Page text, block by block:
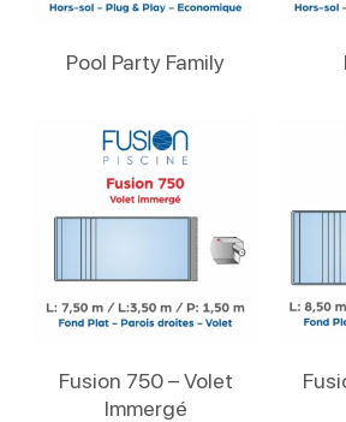
Pool Party Family
Fusion 750 – Volet
Immergé